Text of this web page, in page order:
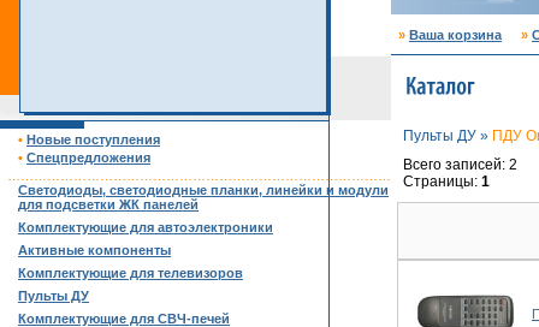
» Ваша корзина »
• Новые поступления
• Спецпредложения
Светодиоды, светодиодные планки, линейки и модули
для подсветки ЖК панелей
Комплектующие для автоэлектроники
Активные компоненты
Комплектующие для телевизоров
Пульты ДУ
Комплектующие для СВЧ-печей
Пульты ДУ » ПДУ
Всего записей: 2
Страницы: 1